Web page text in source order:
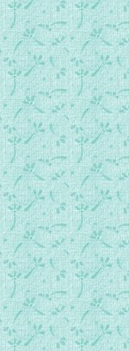
.MP3
.MP3
官黑夜（上）.MP3
官黑夜（下）.MP3
黑夜.mp3